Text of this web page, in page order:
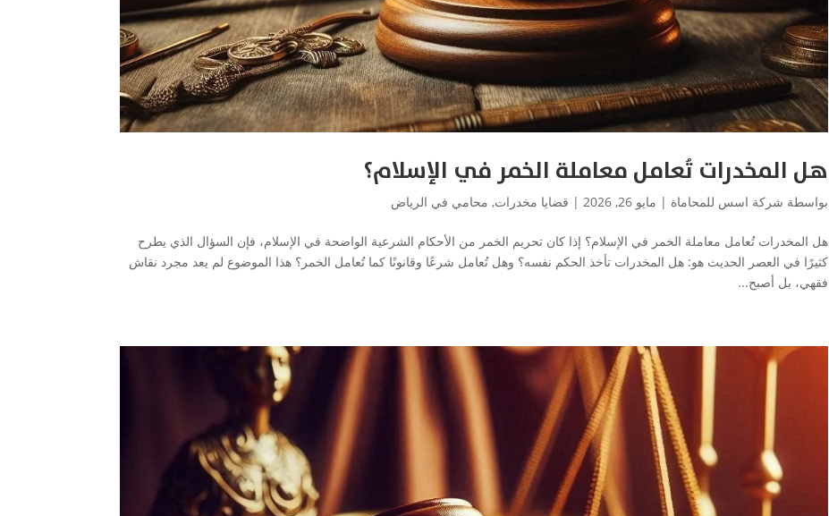
هل المخدرات تُعامل معاملة الخمر في الإسلام؟
بواسطة شركة اسس للمحاماة | مايو 26, 2026 | قضايا مخدرات, محامي في الرياض
هل المخدرات تُعامل معاملة الخمر في الإسلام؟ إذا كان تحريم الخمر من الأحكام الشرعية الواضحة في الإسلام، فإن السؤال الذي يطرح
كثيرًا في العصر الحديث هو: هل المخدرات تأخذ الحكم نفسه؟ وهل تُعامل شرعًا وقانونًا كما تُعامل الخمر؟ هذا الموضوع لم يعد مجرد نقاش
فقهي، بل أصبح...